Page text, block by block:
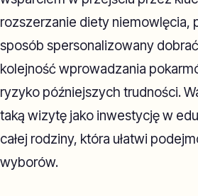
rozszerzanie diety niemowlęcia,
sposób spersonalizowany
kolejność wprowadzania
ryzyko późniejszych trudności.
taką wizytę jako inwestycję w
całej rodziny, która ułatwi
wyborów.